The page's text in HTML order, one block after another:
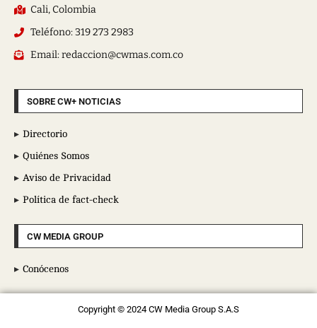
Cali, Colombia
Teléfono: 319 273 2983
Email: redaccion@cwmas.com.co
SOBRE CW+ NOTICIAS
Directorio
Quiénes Somos
Aviso de Privacidad
Política de fact-check
CW MEDIA GROUP
Conócenos
Copyright © 2024 CW Media Group S.A.S